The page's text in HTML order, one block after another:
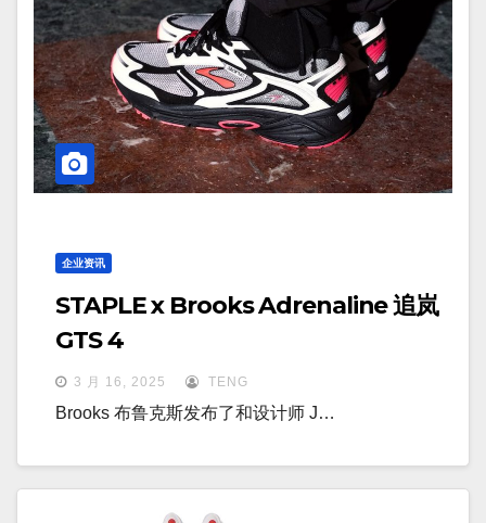
企业资讯
STAPLE x Brooks Adrenaline 追岚
GTS 4
3 月 16, 2025 TENG
Brooks 布鲁克斯发布了和设计师 J…